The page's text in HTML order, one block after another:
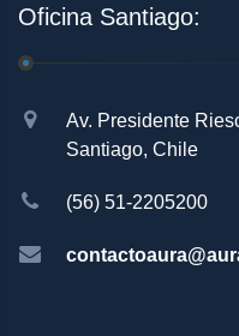
Oficina Santiago:
Av. Presidente
Santiago, Chile
(56) 51-2205200